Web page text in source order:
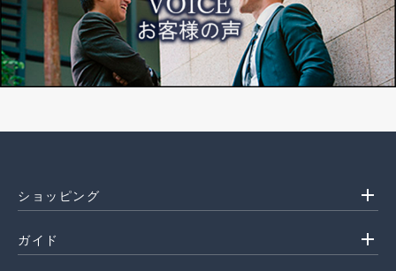
ショッピング add
ガイド add